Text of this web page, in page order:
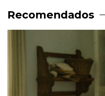
Recomendados